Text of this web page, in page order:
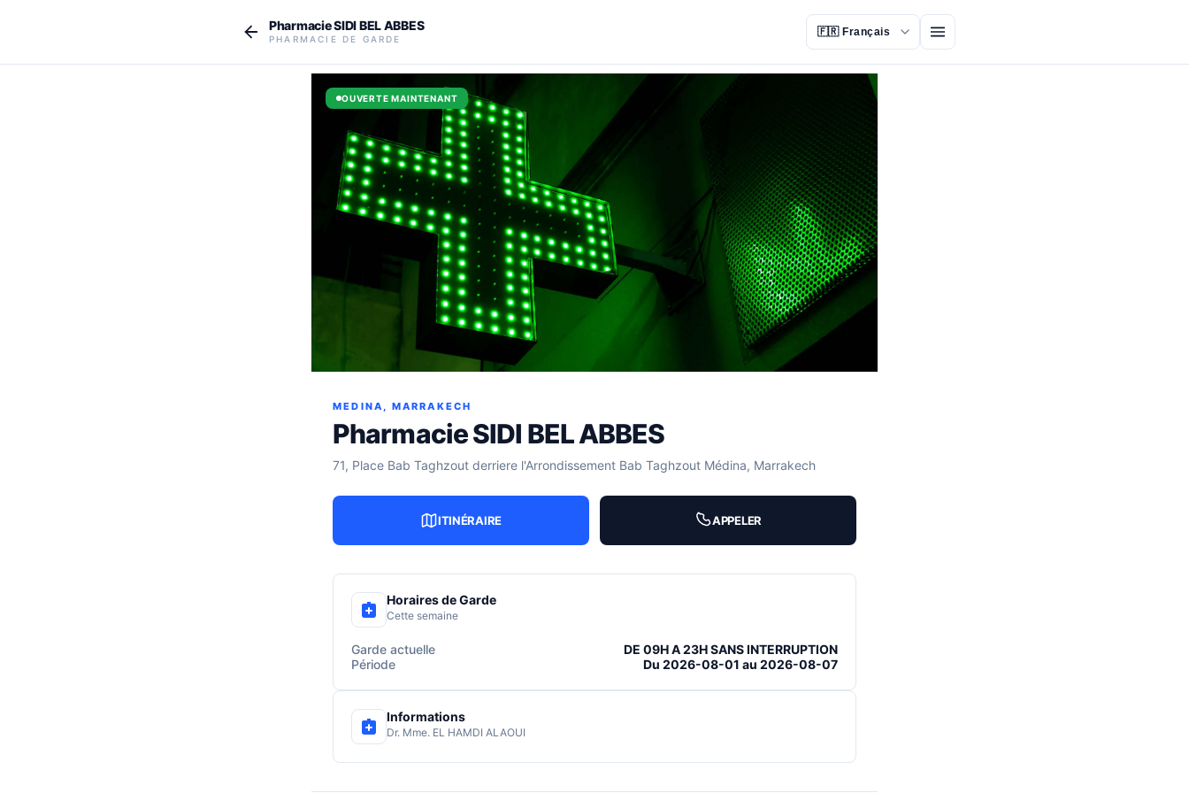
Pharmacie SIDI BEL ABBES
PHARMACIE DE GARDE Ouvrir le menu
OUVERTE MAINTENANT
MEDINA, MARRAKECH
Pharmacie SIDI BEL ABBES
71, Place Bab Taghzout derriere l'Arrondissement Bab Taghzout Médina, Marrakech
ITINÉRAIRE APPELER
Horaires de Garde
Cette semaine
Garde actuelle
DE 09H A 23H SANS INTERRUPTION
Période
Du 2026-08-01 au 2026-08-07
Informations
Dr. Mme. EL HAMDI ALAOUI